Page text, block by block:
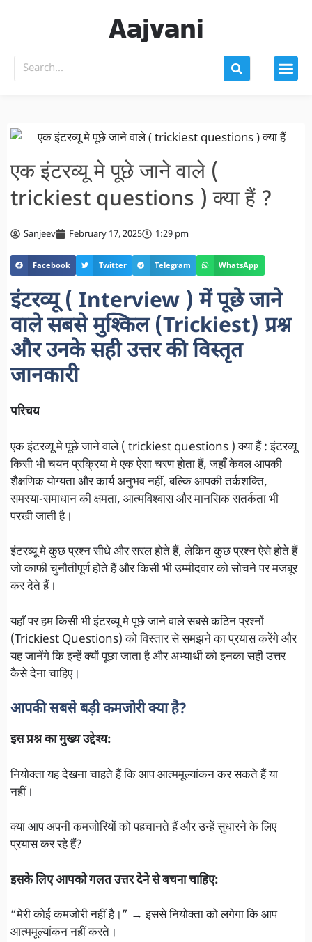
Aajvani
एक इंटरव्यू मे पूछे जाने वाले (
trickiest questions ) क्या हैं ?
Sanjeev February 17, 2025 1:29 pm
Facebook Twitter Telegram WhatsApp
इंटरव्यू ( Interview ) में पूछे जाने
वाले सबसे मुश्किल (Trickiest) प्रश्न
और उनके सही उत्तर की विस्तृत
जानकारी
परिचय
एक इंटरव्यू मे पूछे जाने वाले ( trickiest questions ) क्या हैं : इंटरव्यू
किसी भी चयन प्रक्रिया मे एक ऐसा चरण होता हैं, जहाँ केवल आपकी
शैक्षणिक योग्यता और कार्य अनुभव नहीं, बल्कि आपकी तर्कशक्ति,
समस्या-समाधान की क्षमता, आत्मविश्वास और मानसिक सतर्कता भी
परखी जाती है।
इंटरव्यू मे कुछ प्रश्न सीधे और सरल होते हैं, लेकिन कुछ प्रश्न ऐसे होते हैं
जो काफी चुनौतीपूर्ण होते हैं और किसी भी उम्मीदवार को सोचने पर मजबूर
कर देते हैं।
यहाँ पर हम किसी भी इंटरव्यू मे पूछे जाने वाले सबसे कठिन प्रश्नों
(Trickiest Questions) को विस्तार से समझने का प्रयास करेंगे और
यह जानेंगे कि इन्हें क्यों पूछा जाता है और अभ्यार्थी को इनका सही उत्तर
कैसे देना चाहिए।
आपकी सबसे बड़ी कमजोरी क्या है?
इस प्रश्न का मुख्य उद्देश्य:
नियोक्ता यह देखना चाहते हैं कि आप आत्ममूल्यांकन कर सकते हैं या
नहीं।
क्या आप अपनी कमजोरियों को पहचानते हैं और उन्हें सुधारने के लिए
प्रयास कर रहे हैं?
इसके लिए आपको गलत उत्तर देने से बचना चाहिए:
“मेरी कोई कमजोरी नहीं है।” → इससे नियोक्ता को लगेगा कि आप
आत्ममूल्यांकन नहीं करते।